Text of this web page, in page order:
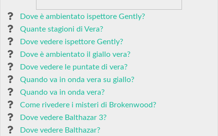
Dove è ambientato ispettore Gently?
Quante stagioni di Vera?
Dove vedere ispettore Gently?
Dove è ambientato il giallo vera?
Dove vedere le puntate di vera?
Quando va in onda vera su giallo?
Quando va in onda vera?
Come rivedere i misteri di Brokenwood?
Dove vedere Balthazar 3?
Dove vedere Balthazar?